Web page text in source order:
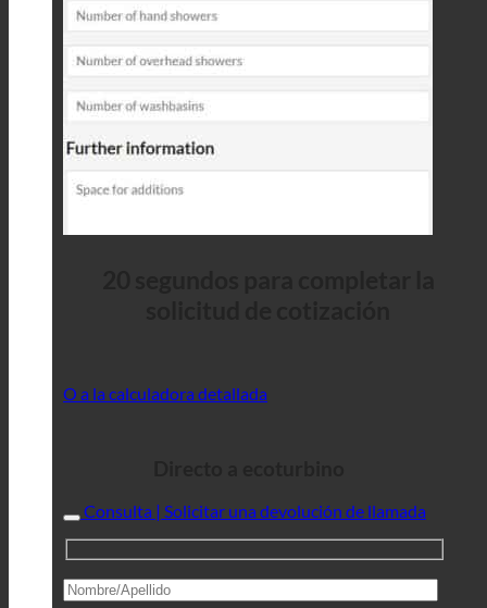
O a la calculadora detallada
Consulta | Solicitar una devolución de llamada